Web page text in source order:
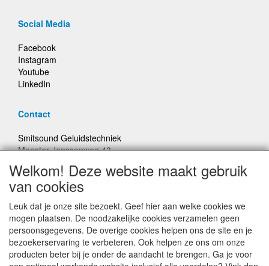
Social Media
Facebook
Instagram
Youtube
LinkedIn
Contact
Smitsound Geluidstechniek
Meester Janssenweg 43
E-mail: info@smitsound.nl
Telefoon: +31-(0)6-22256322
Bestellingen binnen Nederland, ongeacht gewicht, verstuurd
voor € 6,95
Prijzen inclusief 21% BTW, tenzij anders vermeldt
Welkom! Deze website maakt gebruik
van cookies
Leuk dat je onze site bezoekt. Geef hier aan welke cookies we
mogen plaatsen. De noodzakelijke cookies verzamelen geen
persoonsgegevens. De overige cookies helpen ons de site en je
bezoekerservaring te verbeteren. Ook helpen ze ons om onze
producten beter bij je onder de aandacht te brengen. Ga je voor